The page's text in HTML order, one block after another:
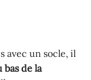
avec un socle, il
de la